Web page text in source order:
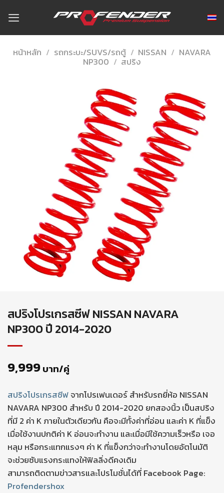
content
หน้าหลัก / รถกระบะ/SUVS/รถตู้ / NISSAN / NAVARA
NP300 / สปริง
สปริงโปรเกรสซีฟ NISSAN NAVARA
NP300 ปี 2014-2020
9,999 บาท/คู่
สปริงโปรเกรสซีฟจากโปรเฟนเดอร์ สำหรับรถยี่ห้อ NISSAN
NAVARA NP300 สำหรับ ปี 2014-2020 ยกสองนิ้ว เป็นสปริง
ที่มี 2 ค่า K ภายในตัวเดียวกัน คือจะมีทั้งค่าที่อ่อน และค่า K ที่แข็ง
เมื่อใช้งานปกติค่า K อ่อนจะทำงาน และเมื่อมีใช้ความเร็วหรือ เจอ
หลุม หรือกระแทกแรงๆ ค่า K ที่แข็งกว่าจะทำงานโดยอัตโนมัติ
จะช่วยซับแรงกระแทงให้ฟิลลิ่งดีคงเดิม
สามารถติดตามข่าวสารและโปรโมชั่นได้ที่ Facebook Page:
Profendershox